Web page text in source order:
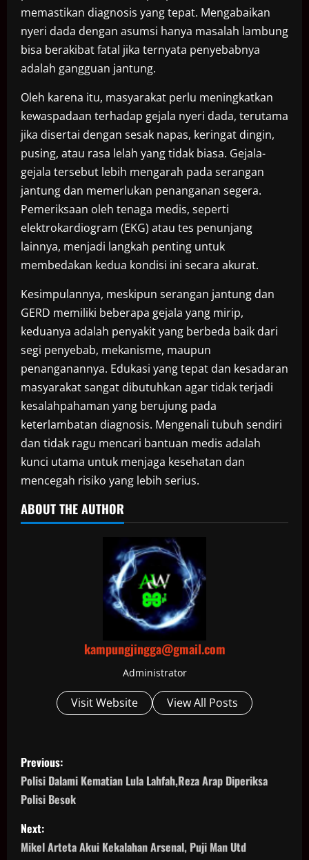
memastikan diagnosis yang tepat. Mengabaikan
nyeri dada dengan asumsi hanya masalah lambung
bisa berakibat fatal jika ternyata penyebabnya
adalah gangguan jantung.
Oleh karena itu, masyarakat perlu meningkatkan
kewaspadaan terhadap gejala nyeri dada, terutama
jika disertai dengan sesak napas, keringat dingin,
pusing, atau rasa lelah yang tidak biasa. Gejala-
gejala tersebut lebih mengarah pada serangan
jantung dan memerlukan penanganan segera.
Pemeriksaan oleh tenaga medis, seperti
elektrokardiogram (EKG) atau tes penunjang
lainnya, menjadi langkah penting untuk
membedakan kedua kondisi ini secara akurat.
Kesimpulannya, meskipun serangan jantung dan
GERD memiliki beberapa gejala yang mirip,
keduanya adalah penyakit yang berbeda baik dari
segi penyebab, mekanisme, maupun
penanganannya. Edukasi yang tepat dan kesadaran
masyarakat sangat dibutuhkan agar tidak terjadi
kesalahpahaman yang berujung pada
keterlambatan diagnosis. Mengenali tubuh sendiri
dan tidak ragu mencari bantuan medis adalah
kunci utama untuk menjaga kesehatan dan
mencegah risiko yang lebih serius.
ABOUT THE AUTHOR
kampungjingga@gmail.com
Administrator
Visit Website View All Posts
P
o
s
t
Previous:
Polisi Dalami Kematian Lula Lahfah,Reza Arap Diperiksa
Polisi Besok
Next:
Mikel Arteta Akui Kekalahan Arsenal, Puji Man Utd